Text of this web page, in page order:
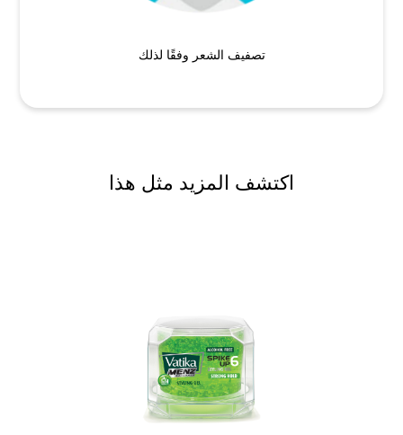
تصفيف الشعر وفقًا لذلك
اكتشف المزيد مثل هذا